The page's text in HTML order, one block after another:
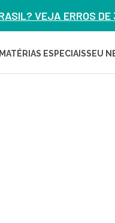
VEJA ERROS
MATÉRIAS ESPECIAISSEU